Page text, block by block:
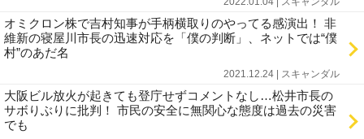
オミクロン株で吉村知事が手柄横取りのやってる感演出！ 非
維新の寝屋川市長の迅速対応を「僕の判断」、ネットでは“僕
村”のあだ名
2021.12.24 | スキャンダル
大阪ビル放火が起きても登庁せずコメントなし…松井市長の
サボりぶりに批判！ 市民の安全に無関心な態度は過去の災害
でも